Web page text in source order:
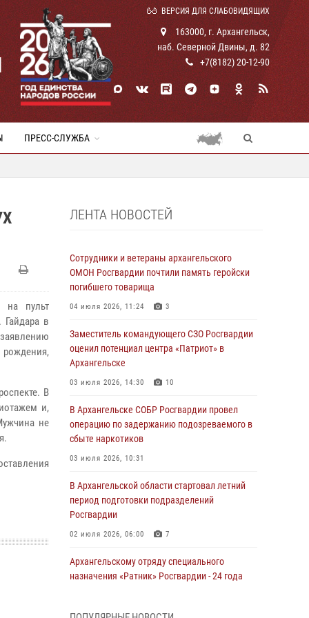
ВЕРСИЯ ДЛЯ СЛАБОВИДЯЩИХ
163000, г. Архангельск,
наб. Северной Двины, д. 82
+7(8182) 20-12-90
ПРЕСС-СЛУЖБА
на пульт
в
В
и,
не
ЛЕНТА НОВОСТЕЙ
Сотрудники и ветераны архангельского
ОМОН Росгвардии почтили память геройски
погибшего товарища
04 июля 2026, 11:24 3
Заместитель командующего СЗО Росгвардии
оценил потенциал центра «Патриот» в
Архангельске
03 июля 2026, 14:30 10
В Архангельске СОБР Росгвардии провел
операцию по задержанию подозреваемого в
сбыте наркотиков
03 июля 2026, 10:31
В Архангельской области стартовал летний
период подготовки подразделений
Росгвардии
02 июля 2026, 06:00 7
Архангельскому отряду специального
назначения «Ратник» Росгвардии - 24 года